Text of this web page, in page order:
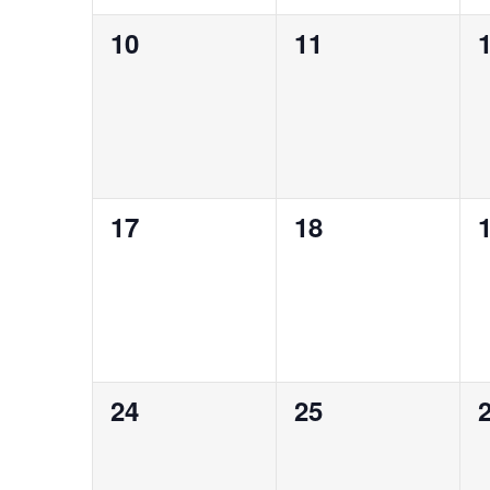
0
10
0
11
0
0
17
0
18
0
0
24
0
25
0